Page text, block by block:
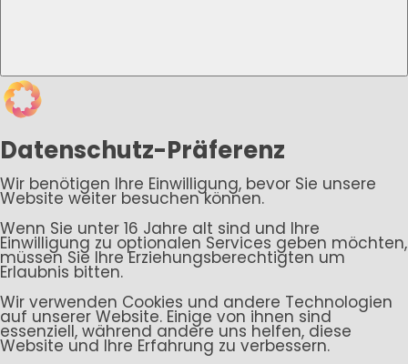
Datenschutz-Präferenz
Wir benötigen Ihre Einwilligung, bevor Sie unsere
Website weiter besuchen können.
Wenn Sie unter 16 Jahre alt sind und Ihre
Einwilligung zu optionalen Services geben möchten,
müssen Sie Ihre Erziehungsberechtigten um
Erlaubnis bitten.
Wir verwenden Cookies und andere Technologien
auf unserer Website. Einige von ihnen sind
essenziell, während andere uns helfen, diese
Website und Ihre Erfahrung zu verbessern.